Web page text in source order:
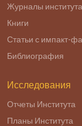
Журналы института
Книги
Статьи с импакт-
Библиография
Исследования
Отчеты Института
Планы Института